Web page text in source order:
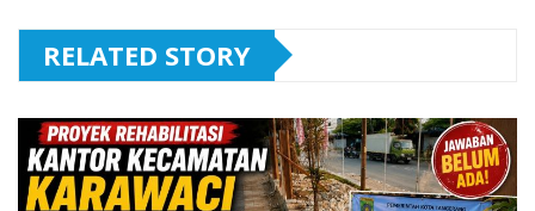
RELATED STORY